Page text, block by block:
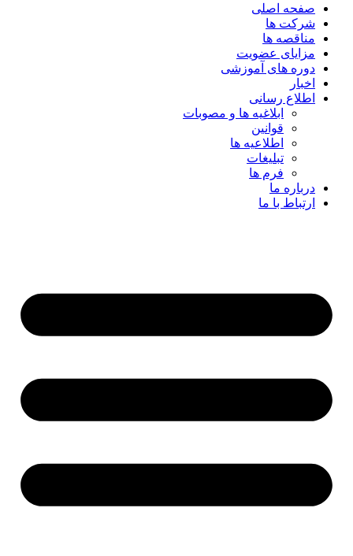
صفحه اصلی
شرکت ها
مناقصه ها
مزایای عضویت
دوره های آموزشی
اخبار
اطلاع رسانی
ابلاغیه ها و مصوبات
قوانین
اطلاعیه ها
تبلیغات
فرم ها
درباره ما
ارتباط با ما